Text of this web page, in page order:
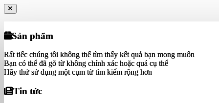
Sản phẩm
Rất tiếc chúng tôi không thể tìm thấy kết quả bạn mong muốn
Bạn có thể đã gõ từ không chính xác hoặc quá cụ thể
Hãy thử sử dụng một cụm từ tìm kiếm rộng hơn
Tin tức
Sản phẩm
Rất tiếc chúng tôi không thể tìm thấy kết quả bạn mong muốn
Bạn có thể đã gõ từ không chính xác hoặc quá cụ thể
Hãy thử sử dụng một cụm từ tìm kiếm rộng hơn
Tin tức